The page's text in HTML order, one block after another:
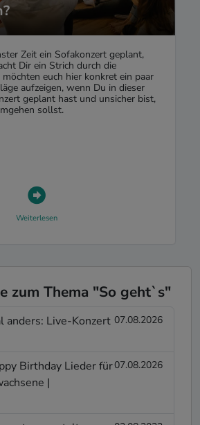
Zeit ein Sofakonzert geplant,
Dir ein Strich durch die
euch hier konkret ein paar
aufzeigen, wenn Du in dieser
geplant hast und unsicher bist,
sollst.
Weiterlesen
zum Thema "So geht`s"
anders: Live-Konzert 07.08.2026
Birthday Lieder für
|
07.08.2026